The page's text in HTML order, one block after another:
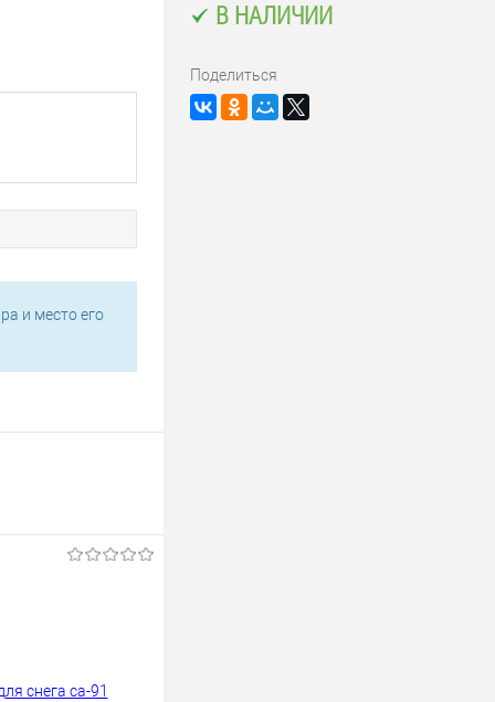
и место его
В НАЛИЧИИ
Поделиться